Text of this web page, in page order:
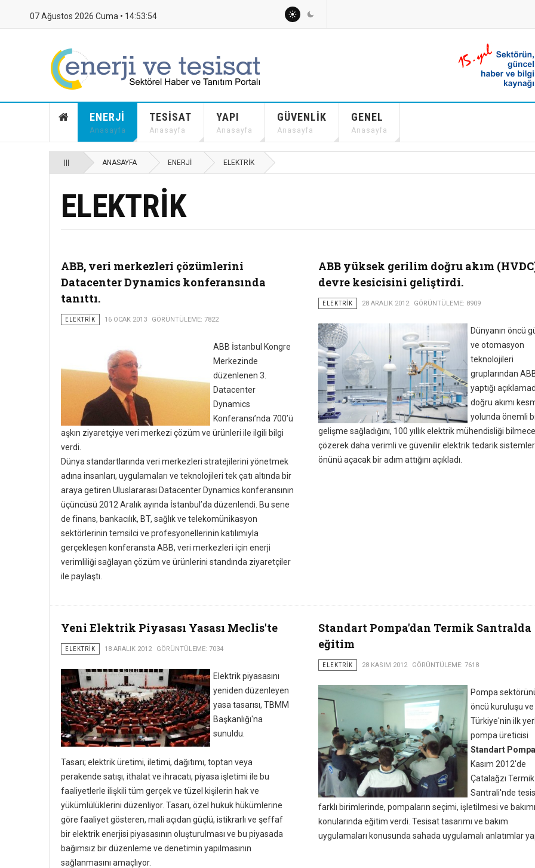
07 Ağustos 2026 Cuma • 14:53:55
ENERJI
Anasayfa
TESISAT
Anasayfa
YAPI
Anasayfa
GÜVENLIK
Anasayfa
GENEL
Anasayfa
ANASAYFA ENERJI ELEKTRIK
ELEKTRIK
ABB, veri merkezleri çözümlerini
Datacenter Dynamics konferansında
tanıttı.
ELEKTRIK 16 OCAK 2013 GÖRÜNTÜLEME: 7822
ABB İstanbul Kongre
Merkezinde
düzenlenen 3.
Datacenter
Dynamics
Konferansı’nda 700’ü
aşkın ziyaretçiye veri merkezi çözüm ve ürünleri ile ilgili bilgi
verdi.
Dünya standartlarında veri merkezleri stratejilerini yönetmek
adına insanları, uygulamaları ve teknolojileri tek çatı altında bir
araya getiren Uluslararası Datacenter Dynamics konferansının
üçüncüsü 2012 Aralık ayında İstanbul’da düzenlendi. Bu sene
de finans, bankacılık, BT, sağlık ve telekomünikasyon
sektörlerinin temsilci ve profesyonellerinin katılımıyla
gerçekleşen konferansta ABB, veri merkezleri için enerji
verimliliği sağlayan çözüm ve ürünlerini standında ziyaretçiler
ile paylaştı.
ABB yüksek gerilim doğru akım
devre kesicisini geliştirdi.
ELEKTRIK 28 ARALIK 2012 GÖRÜNTÜLEME: 8909
Dünyanın öncü
ve otomasyon
teknolojileri
gruplarından
yaptığı
doğru akımı
yolunda önemli
gelişme sağladığını, 100 yıllık elektrik mühendisliği
çözerek daha verimli ve güvenilir elektrik tedarik
önünü açacak bir adım attığını açıkladı.
Yeni Elektrik Piyasası Yasası Meclis'te
ELEKTRIK 18 ARALIK 2012 GÖRÜNTÜLEME: 7034
Elektrik piyasasını
yeniden düzenleyen
yasa tasarısı, TBMM
Başkanlığı'na
sunuldu.
Tasarı; elektrik üretimi, iletimi, dağıtımı, toptan veya
perakende satışı, ithalat ve ihracatı, piyasa işletimi ile bu
faaliyetlerle ilişkili tüm gerçek ve tüzel kişilerin hak ve
yükümlülüklerini düzenliyor. Tasarı, özel hukuk hükümlerine
göre faaliyet gösteren, mali açıdan güçlü, istikrarlı ve şeffaf
bir elektrik enerjisi piyasasının oluşturulması ve bu piyasada
bağımsız bir düzenleme ve denetimin yapılmasının
sağlanmasını amaçlıyor.
Standart Pompa'dan Termik Santralda
eğitim
ELEKTRIK 28 KASIM 2012 GÖRÜNTÜLEME: 7618
Pompa
öncü kuruluşu ve
Türkiye'nin ilk
pompa üreticisi
Standart Pompa
Kasım 2012'de
Çatalağzı Termik
Santrali'nde
farklı birimlerinde, pompaların seçimi, işletilmesi ve bakımı
konularında eğitim verdi. Tesisat tasarımı ve bakım
uygulamaları konusunda sahada uygulamalı anlatımlar